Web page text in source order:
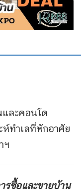
ละคอนโด
ห์ทำเลที่พักอาศัย
ฯ
รซื้อและขายบ้าน